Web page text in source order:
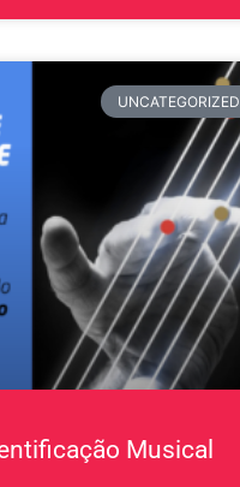
UNCATEGORIZED
Musical